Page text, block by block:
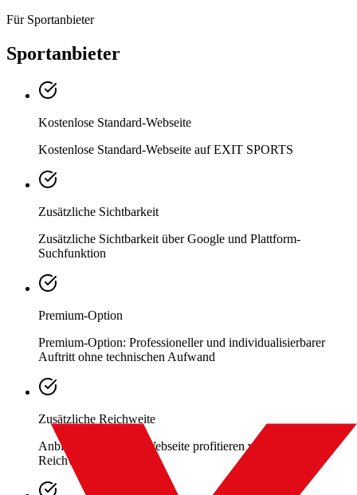
Für Sportanbieter
Sportanbieter
Kostenlose Standard-Webseite
Kostenlose Standard-Webseite auf EXIT SPORTS
Zusätzliche Sichtbarkeit
Zusätzliche Sichtbarkeit über Google und Plattform-
Suchfunktion
Premium-Option
Premium-Option: Professioneller und individualisierbarer
Auftritt ohne technischen Aufwand
Zusätzliche Reichweite
Anbieter mit eigener Webseite profitieren von zusätzlicher
Reichweite